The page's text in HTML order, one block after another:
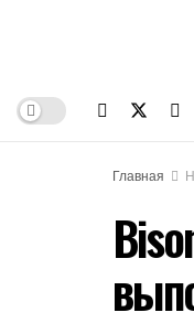
Главная